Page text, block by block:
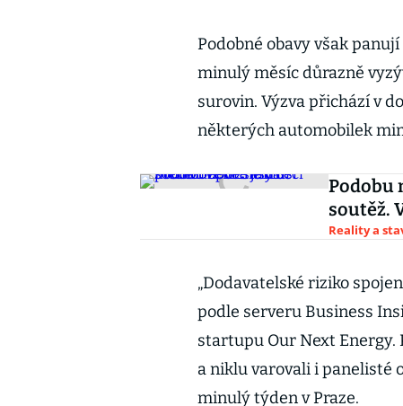
Podobné obavy však
minulý měsíc důrazně
surovin. Výzva přichází v
některých automobilek
Podobu
soutěž.
Reality a
„Dodavatelské riziko
podle serveru Business
startupu Our Next
a niklu varovali i panelisté
minulý týden v Praze.